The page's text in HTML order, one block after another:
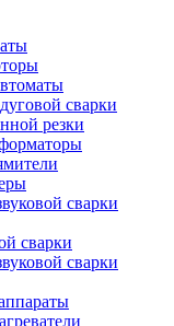
сварки
резки
сварки
сварки
сварки